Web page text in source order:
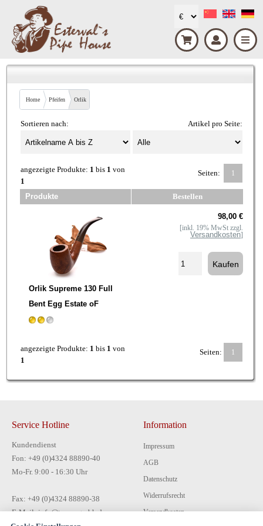
Home Pfeifen Orlik
Sortieren nach: Artikel pro Seite:
angezeigte Produkte: 1 bis 1 von
1
Seiten: 1
Produkte Bestellen
Orlik Supreme 130 Full
Bent Egg Estate oF
98,00 €
[inkl. 19% MwSt zzgl.
Versandkosten]
angezeigte Produkte: 1 bis 1 von
1
Seiten: 1
Service Hotline
Kundendienst
Fon: +49 (0)4324 88890-40
Mo-Fr. 9:00 - 16:30 Uhr
Fax: +49 (0)4324 88890-38
E-Mail: info@tecon-gmbh.de
Information
Impressum
AGB
Datenschutz
Widerrufsrecht
Versandkosten